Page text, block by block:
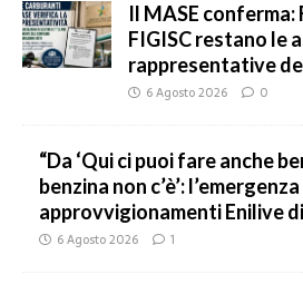
Il MASE conferma:
FIGISC restano le
rappresentative
6 Agosto 2026 0
“Da ‘Qui ci puoi fare anche
benzina non c’è’: l’emergenza
approvvigionamenti Enilive
6 Agosto 2026 1